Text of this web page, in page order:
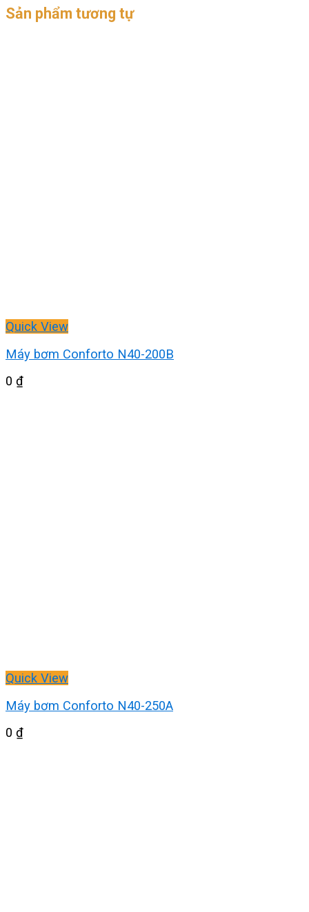
Sản phẩm tương tự
Quick View
Máy bơm Conforto N40-200B
0 ₫
Quick View
Máy bơm Conforto N40-250A
0 ₫